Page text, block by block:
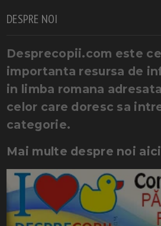
DESPRE NOI
Desprecopii.com este
importanta resursa de
in limba romana
celor care doresc sa
categorie.
Mai multe despre noi aici